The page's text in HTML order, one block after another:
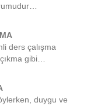
ders çalışma
gibi…
duygu ve